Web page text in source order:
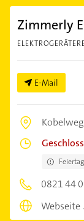
Zimmerly
E-Mail
0821 44
Webseite